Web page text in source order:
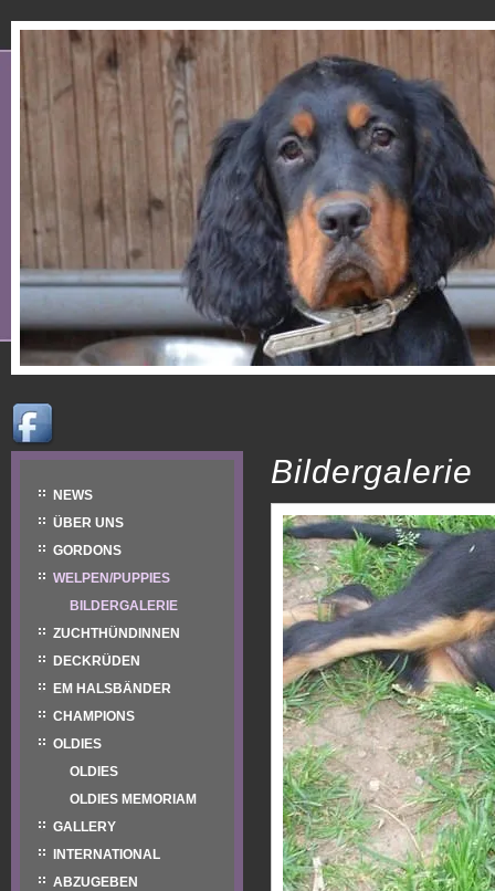
NEWS
ÜBER UNS
GORDONS
WELPEN/PUPPIES
BILDERGALERIE
ZUCHTHÜNDINNEN
DECKRÜDEN
EM HALSBÄNDER
CHAMPIONS
OLDIES
OLDIES
OLDIES MEMORIAM
GALLERY
INTERNATIONAL
ABZUGEBEN
Bildergalerie